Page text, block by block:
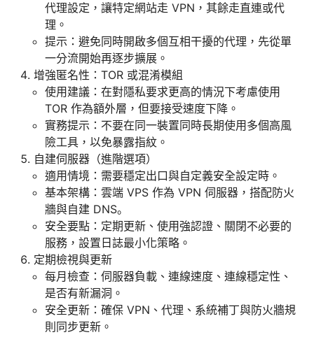
代理設定，讓特定網站走 VPN，其餘走直連或代
理。
提示：避免同時開啟多個互相干擾的代理，先從單
一分流開始再逐步擴展。
增強匿名性：TOR 或混淆模組
使用建議：在對隱私要求更高的情況下考慮使用
TOR 作為額外層，但要接受速度下降。
實務提示：不要在同一裝置同時長期使用多個高風
險工具，以免暴露指紋。
自建伺服器（進階選項）
適用情境：需要穩定出口與自定義安全設定時。
基本架構：雲端 VPS 作為 VPN 伺服器，搭配防火
牆與自建 DNS。
安全要點：定期更新、使用強認證、關閉不必要的
服務，設置日誌最小化策略。
定期檢視與更新
每月檢查：伺服器負載、連線速度、連線穩定性、
是否有新漏洞。
安全更新：確保 VPN、代理、系統補丁與防火牆規
則同步更新。